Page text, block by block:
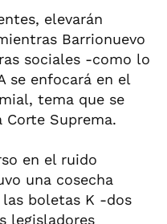
elevarán
Barrionuevo
sociales -como lo
se enfocará en el
tema que se
Suprema.
en el ruido
una cosecha
boletas K -dos
legisladores